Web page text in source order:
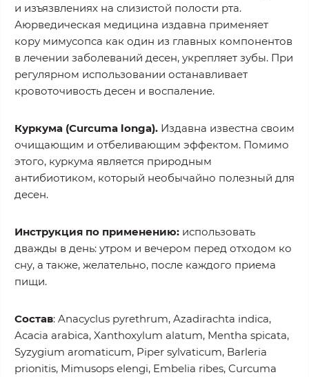
и изъязвлениях на слизистой полости рта.
Аюрведическая медицина издавна применяет
кору мимусопса как один из главных компонентов
в лечении заболеваний десен, укрепляет зубы. При
регулярном использовании останавливает
кровоточивость десен и воспаление.
Куркума (Curcuma longa). Издавна известна своим
очищающим и отбеливающим эффектом. Помимо
этого, куркума является природным
антибиотиком, который необычайно полезный для
десен.
Инструкция по применению: использовать
дважды в день: утром и вечером перед отходом ко
сну, а также, желательно, после каждого приема
пищи.
Состав: Anacyclus pyrethrum, Azadirachta indica,
Acacia arabica, Xanthoxylum alatum, Mentha spicata,
Syzygium aromaticum, Piper sylvaticum, Barleria
prionitis, Mimusops elengi, Embelia ribes, Curcuma